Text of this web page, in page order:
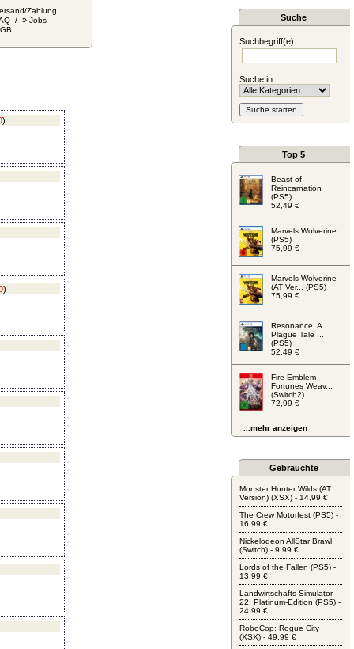
Zahlung
/ » Jobs
)
)
Suche
Suchbegriff(e):
Suche in:
Top 5
Beast of
Reincarnation
(PS5)
52,49 €
Marvels Wolverine
(PS5)
75,99 €
Marvels Wolverine
(AT Ver... (PS5)
75,99 €
Resonance: A
Plague Tale ...
(PS5)
52,49 €
Fire Emblem
Fortunes Weav...
(Switch2)
72,99 €
...mehr anzeigen
Gebrauchte
Monster Hunter Wilds (AT
Version) (XSX) - 14,99 €
The Crew Motorfest (PS5) -
16,99 €
Nickelodeon AllStar Brawl
(Switch) - 9,99 €
Lords of the Fallen (PS5) -
13,99 €
Landwirtschafts-Simulator
22: Platinum-Edition (PS5) -
24,99 €
RoboCop: Rogue City
(XSX) - 49,99 €